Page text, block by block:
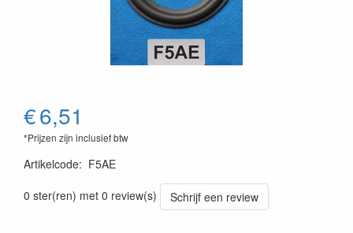
€6,51
*Prijzen zijn inclusief btw
Artikelcode: F5AE
0 ster(ren) met 0 review(s)
Schrijf een review